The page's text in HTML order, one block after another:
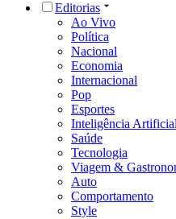
Editorias
Ao Vivo
Política
Nacional
Economia
Internacional
Pop
Esportes
Inteligência Artificial
Saúde
Tecnologia
Viagem &
Auto
Comportamento
Style